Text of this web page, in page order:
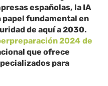
españolas, la IA
fundamental en
de aquí a 2030.
2024 de
que ofrece
para